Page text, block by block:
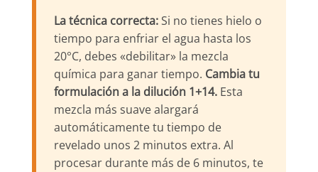
La técnica correcta:Si no tienes hielo o
tiempo para enfriar el agua hasta los
20°C, debes «debilitar» la mezcla
química para ganar tiempo. Cambia tu
formulación a la dilución 1+14. Esta
mezcla más suave alargará
automáticamente tu tiempo de
revelado unos 2 minutos extra. Al
procesar durante más de 6 minutos, te